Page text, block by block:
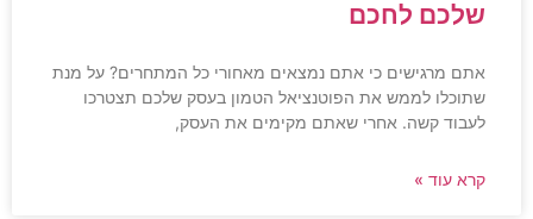
שלכם לחכם
אתם מרגישים כי אתם נמצאים מאחורי כל המתחרים? על מנת
שתוכלו לממש את הפוטנציאל הטמון בעסק שלכם תצטרכו
לעבוד קשה. אחרי שאתם מקימים את העסק,
קרא עוד »